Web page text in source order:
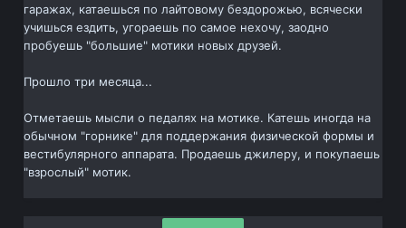
гаражах, катаешься по лайтовому бездорожью, всячески
учишься ездить, угораешь по самое нехочу, заодно
пробуешь "большие" мотики новых друзей.
Прошло три месяца...
Отметаешь мысли о педалях на мотике. Катешь иногда на
обычном "горнике" для поддержания физической формы и
вестибулярного аппарата. Продаешь джилеру, и покупаешь
"взрослый" мотик.